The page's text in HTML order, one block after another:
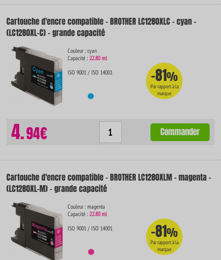
Cartouche d'encre compatible - BROTHER LC1280XLC - cyan -
(LC1280XL-C) - grande capacité
Couleur : cyan
Capacité :22.80 ml
ISO 9001 / ISO 14001
-81%
Par rapport à la
marque
4.94€ Commander
Cartouche d'encre compatible - BROTHER LC1280XLM - magenta -
(LC1280XL-M) - grande capacité
Couleur : magenta
Capacité :22.80 ml
ISO 9001 / ISO 14001
-81%
Par rapport à la
marque